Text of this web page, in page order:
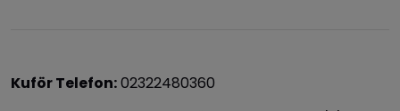
Kuför Telefon:02322480360